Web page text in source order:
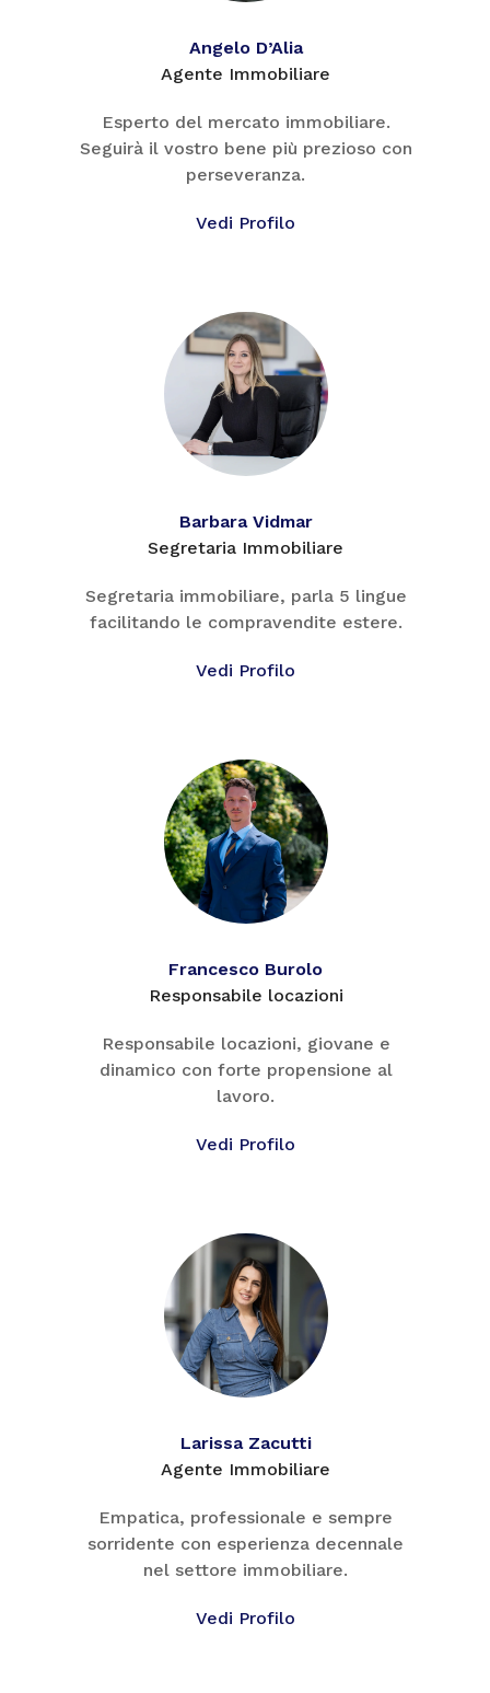
Angelo D’Alia
Agente Immobiliare
Esperto del mercato immobiliare.
Seguirà il vostro bene più prezioso con
perseveranza.
Vedi Profilo
Barbara Vidmar
Segretaria Immobiliare
Segretaria immobiliare, parla 5 lingue
facilitando le compravendite estere.
Vedi Profilo
Francesco Burolo
Responsabile locazioni
Responsabile locazioni, giovane e
dinamico con forte propensione al
lavoro.
Vedi Profilo
Larissa Zacutti
Agente Immobiliare
Empatica, professionale e sempre
sorridente con esperienza decennale
nel settore immobiliare.
Vedi Profilo